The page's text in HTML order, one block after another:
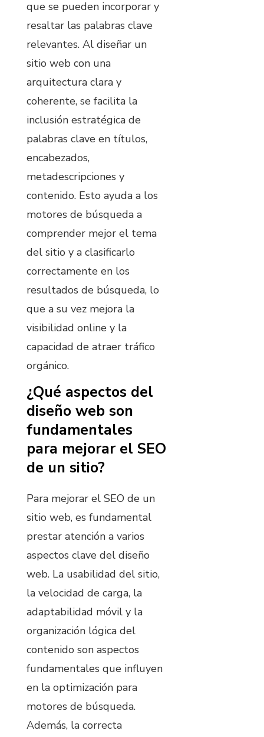
que se pueden incorporar y
resaltar las palabras clave
relevantes. Al diseñar un
sitio web con una
arquitectura clara y
coherente, se facilita la
inclusión estratégica de
palabras clave en títulos,
encabezados,
metadescripciones y
contenido. Esto ayuda a los
motores de búsqueda a
comprender mejor el tema
del sitio y a clasificarlo
correctamente en los
resultados de búsqueda, lo
que a su vez mejora la
visibilidad online y la
capacidad de atraer tráfico
orgánico.
¿Qué aspectos del
diseño web son
fundamentales
para mejorar el SEO
de un sitio?
Para mejorar el SEO de un
sitio web, es fundamental
prestar atención a varios
aspectos clave del diseño
web. La usabilidad del sitio,
la velocidad de carga, la
adaptabilidad móvil y la
organización lógica del
contenido son aspectos
fundamentales que influyen
en la optimización para
motores de búsqueda.
Además, la correcta